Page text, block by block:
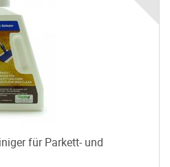
für Parkett- und